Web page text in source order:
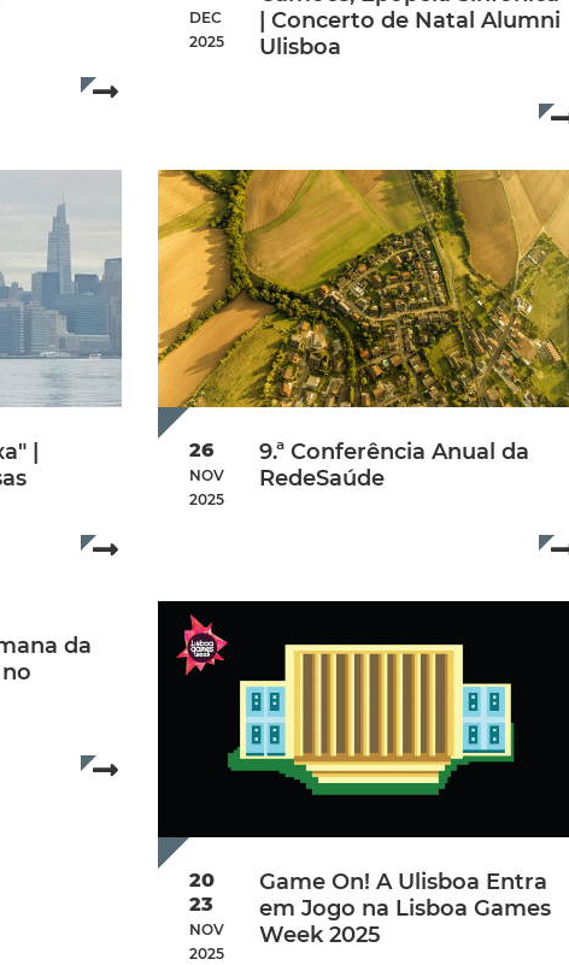
15 December 2025
Read more...
DEC
2025
| Concerto de Natal Alumni
Ulisboa
Saturday, 13
Local:Aula Magna da Universidade
|
02 December 2025
Read more...
26
NOV
2025
9.ª Conferência Anual da
RedeSaúde
Wednesday, 26
da
23 November 2025
Read more...
20
23
NOV
2025
Game On! A Ulisboa Entra
em Jogo na Lisboa Games
Week 2025